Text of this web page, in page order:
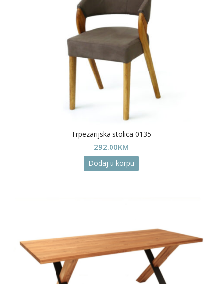
Trpezarijska stolica 0135
292.00KM
Dodaj u korpu